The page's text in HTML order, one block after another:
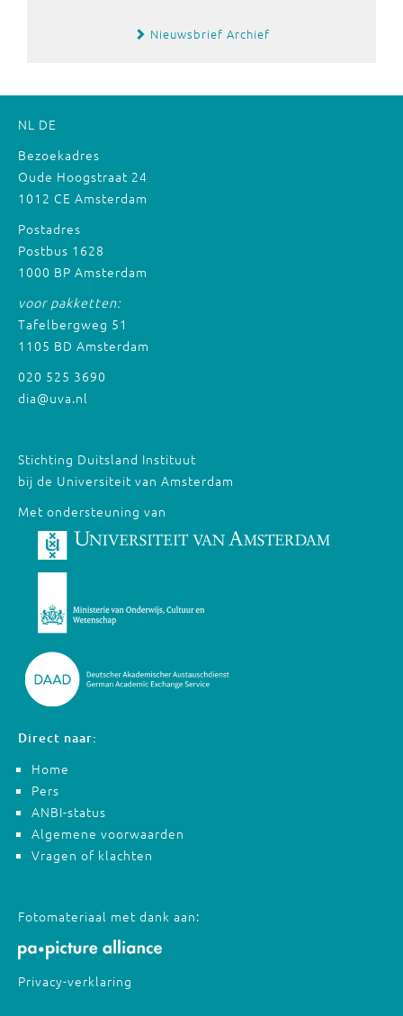
Nieuwsbrief Archief
NL DE
Bezoekadres
Oude Hoogstraat 24
1012 CE Amsterdam
Postadres
Postbus 1628
1000 BP Amsterdam
voor pakketten:
Tafelbergweg 51
1105 BD Amsterdam
020 525 3690
dia@uva.nl
Stichting Duitsland Instituut
bij de Universiteit van Amsterdam
Met ondersteuning van
Direct naar:
Home
Pers
ANBI-status
Algemene voorwaarden
Vragen of klachten
Fotomateriaal met dank aan:
Privacy-verklaring